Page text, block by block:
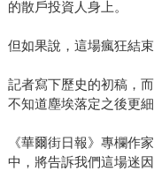
的散戶投資人身上。
但如果說，這場瘋狂結
記者寫下歷史的初稿，
不知道塵埃落定之後更
《華爾街日報》專欄作
中，將告訴我們這場迷